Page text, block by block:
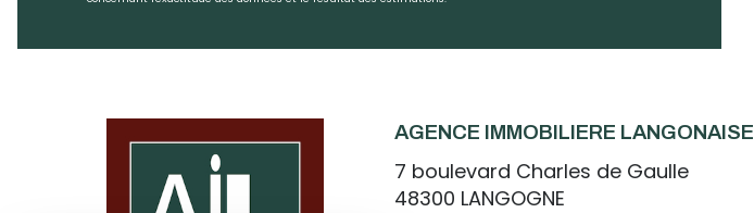
AGENCE IMMOBILIERE LANGONAISE
7 boulevard Charles de Gaulle
48300 LANGOGNE